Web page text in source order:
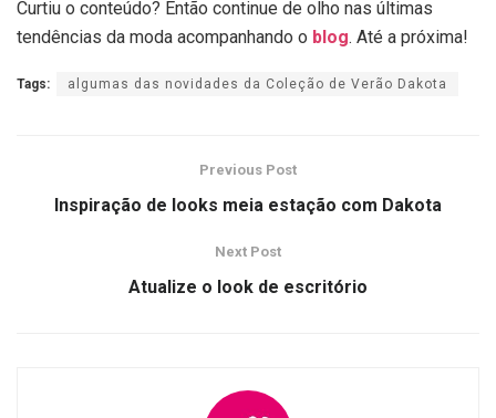
Curtiu o conteúdo? Então continue de olho nas últimas
tendências da moda acompanhando o blog. Até a próxima!
Tags: algumas das novidades da Coleção de Verão Dakota
Previous Post
Inspiração de looks meia estação com Dakota
Next Post
Atualize o look de escritório